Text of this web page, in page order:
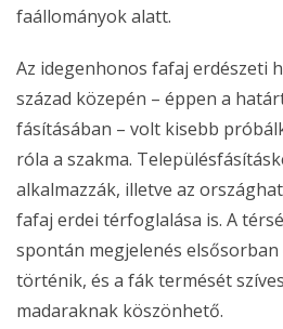
faállományok alatt.
Az idegenhonos fafaj erdészeti
század közepén – éppen a
fásításában – volt kisebb
róla a szakma.
alkalmazzák, illetve az
fafaj erdei térfoglalása is. A
spontán megjelenés
történik, és a fák termését
madaraknak köszönhető.